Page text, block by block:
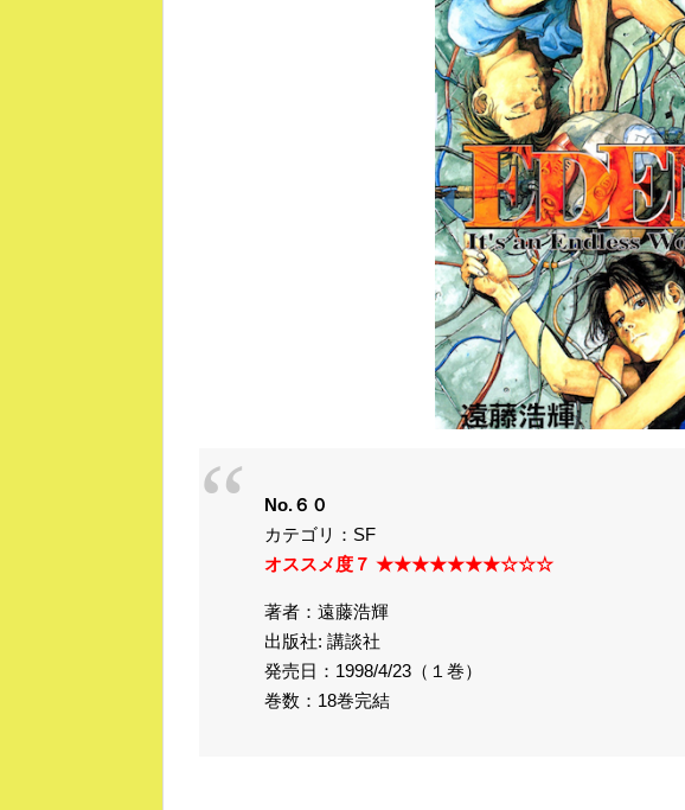
No.６０
カテゴリ：SF
オススメ度７ ★★★★★★★☆☆☆
著者：遠藤浩輝
出版社: 講談社
発売日：1998/4/23（１巻）
巻数：18巻完結